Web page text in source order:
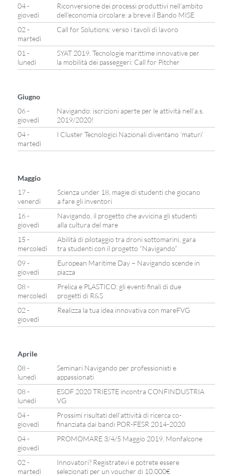
04 -
giovedì
Riconversione dei processi produttivi nell’ambito
dell’economia circolare: a breve il Bando MISE
02 -
martedì
Call for Solutions: verso i tavoli di lavoro
01 -
lunedì
SYAT 2019. Tecnologie marittime innovative per
la mobilità dei passeggeri: Call for Pitcher
Giugno
06 -
giovedì
Navigando: iscrizioni aperte per le attività nell’a.s.
2019/2020!
04 -
martedì
I Cluster Tecnologici Nazionali diventano ‘maturi’
Maggio
17 -
venerdì
Scienza under 18, magie di studenti che giocano
a fare gli inventori
16 -
giovedì
Navigando, il progetto che avvicina gli studenti
alla cultura del mare
15 -
mercoledì
Abilità di pilotaggio tra droni sottomarini, gara
tra studenti con il progetto “Navigando”
09 -
giovedì
European Maritime Day – Navigando scende in
piazza
08 -
mercoledì
Prelica e PLASTICO: gli eventi finali di due
progetti di R&S
02 -
giovedì
Realizza la tua idea innovativa con mareFVG
Aprile
08 -
lunedì
Seminari Navigando per professionisti e
appassionati
08 -
lunedì
ESOF 2020 TRIESTE incontra CONFINDUSTRIA
VG
04 -
giovedì
Prossimi risultati dell’attività di ricerca co-
finanziata dai bandi POR-FESR 2014-2020
04 -
giovedì
PROMOMARE 3/4/5 Maggio 2019, Monfalcone
02 -
martedì
Innovatori? Registratevi e potrete essere
selezionati per un voucher di 10.000€